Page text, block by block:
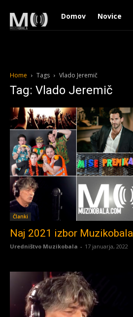
Domov Novice
Home Tags Vlado Jeremič
Tag: Vlado Jeremič
Članki
Naj 2021 izbor Muzikobala
Uredništvo Muzikobala - 17 januarja, 2022